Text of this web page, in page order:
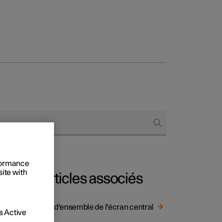
en nature
aide
Articles associés
Vue d'ensemble de l'écran central
with
Active